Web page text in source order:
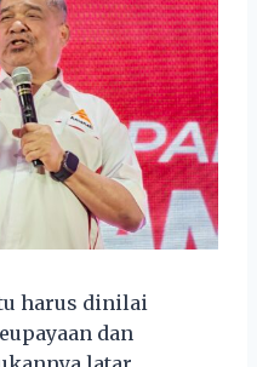
harus dinilai
dan